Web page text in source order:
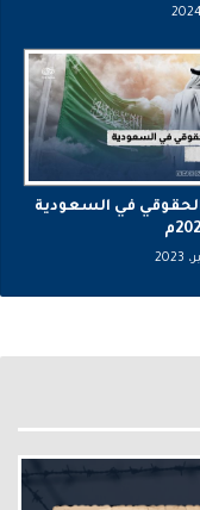
الحقوقي في السعودية